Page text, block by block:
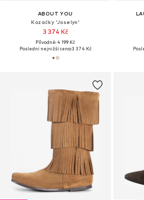
ABOUT YOU
Kozačky 'Joselyn'
3 374 Kč
Původně: 4 199 Kč
Poslední nejnižší cena:3 374 Kč